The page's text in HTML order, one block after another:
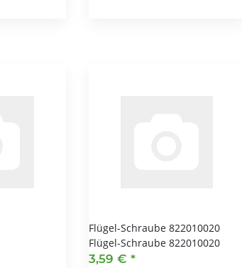
Flügel-Schraube 822010020
Flügel-Schraube 822010020
3,59 € *